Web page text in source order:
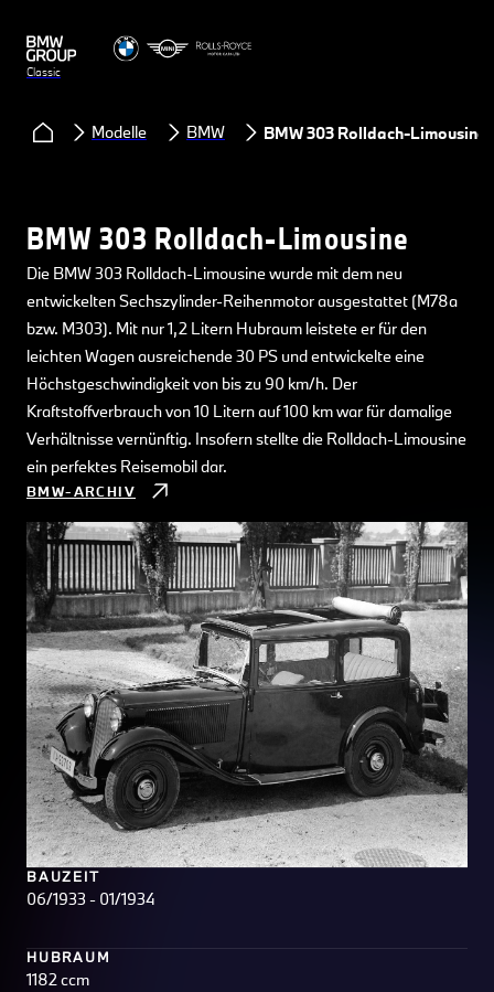
Classic
Modelle BMW BMW 303 Rolldach-Limousine
BMW 303 Rolldach-Limousine
Die BMW 303 Rolldach-Limousine wurde mit dem neu
entwickelten Sechszylinder-Reihenmotor ausgestattet (M78a
bzw. M303). Mit nur 1,2 Litern Hubraum leistete er für den
leichten Wagen ausreichende 30 PS und entwickelte eine
Höchstgeschwindigkeit von bis zu 90 km/h. Der
Kraftstoffverbrauch von 10 Litern auf 100 km war für damalige
Verhältnisse vernünftig. Insofern stellte die Rolldach-Limousine
ein perfektes Reisemobil dar.
BMW-ARCHIV
BAUZEIT
06/1933 - 01/1934
HUBRAUM
1182 ccm